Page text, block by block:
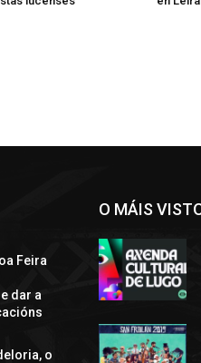
Feira
dar a
o
O MÁIS